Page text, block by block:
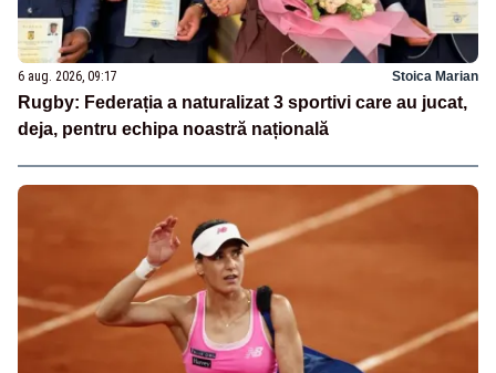
6 aug. 2026, 09:17 Stoica Marian
Rugby: Federația a naturalizat 3 sportivi care au jucat,
deja, pentru echipa noastră națională